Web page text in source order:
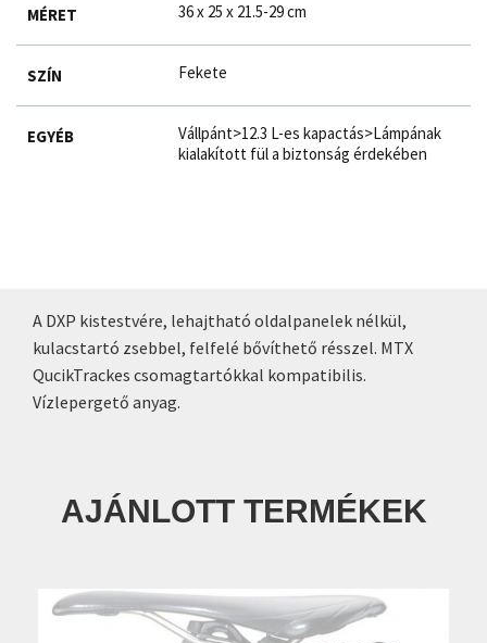
MÉRET 36 x 25 x 21.5-29 cm
SZÍN Fekete
EGYÉB
Vállpánt>12.3 L-es kapactás>Lámpának
kialakított fül a biztonság érdekében
A DXP kistestvére, lehajtható oldalpanelek nélkül,
kulacstartó zsebbel, felfelé bővíthető résszel. MTX
QucikTrackes csomagtartókkal kompatibilis.
Vízlepergető anyag.
AJÁNLOTT TERMÉKEK